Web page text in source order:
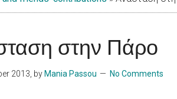
στην Πάρο
2013 , by Mania Passou No Comments